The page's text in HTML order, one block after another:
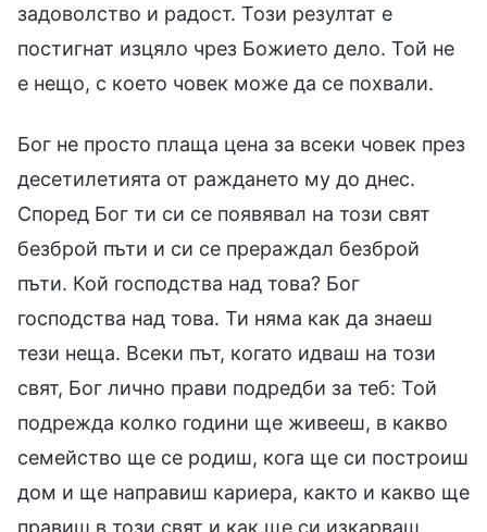
задоволство и радост. Този резултат е
постигнат изцяло чрез Божието дело. Той не
е нещо, с което човек може да се похвали.
Бог не просто плаща цена за всеки човек през
десетилетията от раждането му до днес.
Според Бог ти си се появявал на този свят
безброй пъти и си се прераждал безброй
пъти. Кой господства над това? Бог
господства над това. Ти няма как да знаеш
тези неща. Всеки път, когато идваш на този
свят, Бог лично прави подредби за теб: Той
подрежда колко години ще живееш, в какво
семейство ще се родиш, кога ще си построиш
дом и ще направиш кариера, както и какво ще
правиш в този свят и как ще си изкарваш